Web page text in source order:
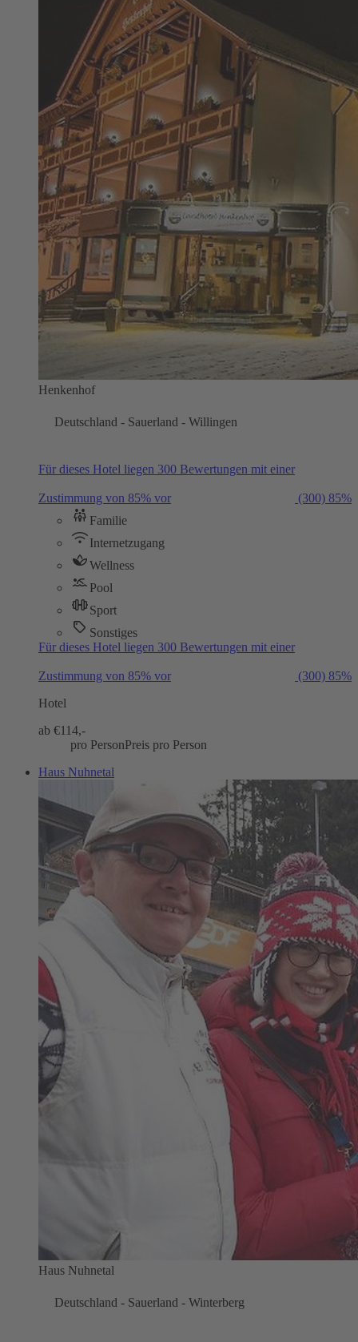
Henkenhof
Deutschland - Sauerland - Willingen
Für dieses Hotel liegen 300 Bewertungen mit einer
Zustimmung von 85% vor (300) 85%
Familie
Internetzugang
Wellness
Pool
Sport
Sonstiges
Für dieses Hotel liegen 300 Bewertungen mit einer
Zustimmung von 85% vor (300) 85%
Hotel
ab €114,-
pro PersonPreis pro Person
Haus Nuhnetal
Haus Nuhnetal
Deutschland - Sauerland - Winterberg